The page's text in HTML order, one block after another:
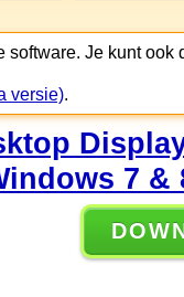
software. Je kunt ook
versie).
7 &